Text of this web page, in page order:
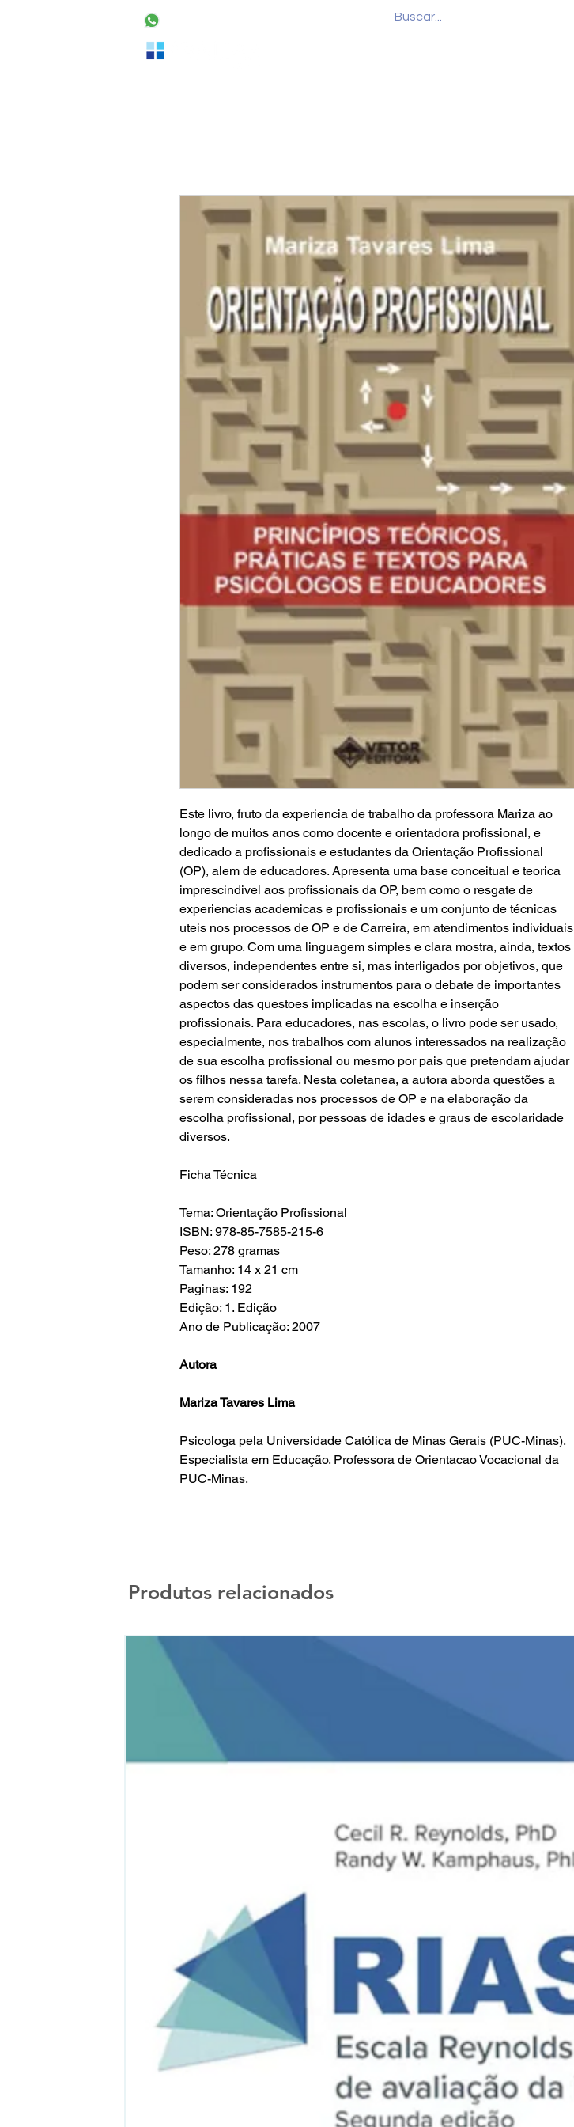
Este livro, fruto da experiencia de trabalho da professora Mariza ao
longo de muitos anos como docente e orientadora profissional, e
dedicado a profissionais e estudantes da Orientação Profissional
(OP), alem de educadores. Apresenta uma base conceitual e teorica
imprescindivel aos profissionais da OP, bem como o resgate de
experiencias academicas e profissionais e um conjunto de técnicas
uteis nos processos de OP e de Carreira, em atendimentos individuais
e em grupo. Com uma linguagem simples e clara mostra, ainda, textos
diversos, independentes entre si, mas interligados por objetivos, que
podem ser considerados instrumentos para o debate de importantes
aspectos das questoes implicadas na escolha e inserção
profissionais. Para educadores, nas escolas, o livro pode ser usado,
especialmente, nos trabalhos com alunos interessados na realização
de sua escolha profissional ou mesmo por pais que pretendam ajudar
os filhos nessa tarefa. Nesta coletanea, a autora aborda questões a
serem consideradas nos processos de OP e na elaboração da
escolha profissional, por pessoas de idades e graus de escolaridade
diversos.
Ficha Técnica
Tema: Orientação Profissional
ISBN: 978-85-7585-215-6
Peso: 278 gramas
Tamanho: 14 x 21 cm
Paginas: 192
Edição: 1. Edição
Ano de Publicação: 2007
Autora
Mariza Tavares Lima
Psicologa pela Universidade Católica de Minas Gerais (PUC-Minas).
Especialista em Educação. Professora de Orientacao Vocacional da
PUC-Minas.
Produtos relacionados